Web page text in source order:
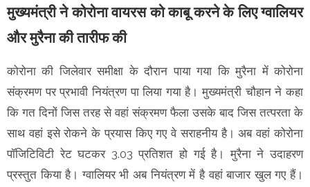
मुख्यमंत्री ने कोरोना वायरस को काबू करने के लिए ग्वालियर
और मुरैना की तारीफ की
कोरोना की जिलेवार समीक्षा के दौरान पाया गया कि मुरैना में कोरोना
संक्रमण पर प्रभावी नियंत्रण पा लिया गया है। मुख्यमंत्री चौहान ने कहा
कि गत दिनों जिस तरह से वहां संक्रमण फैला उसके बाद जिस तत्परता के
साथ वहां इसे रोकने के प्रयास किए गए वे सराहनीय है। अब वहां कोरोना
पॉजिटिविटी रेट घटकर 3.03 प्रतिशत हो गई है। मुरैना ने उदाहरण
प्रस्तुत किया है। ग्वालियर भी अब नियंत्रण में है वहां बाजार खुल गए हैं।